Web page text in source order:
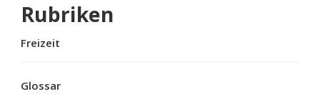
Rubriken
Freizeit
Glossar